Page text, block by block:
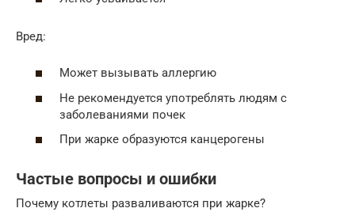
Вред:
Может вызывать аллергию
Не рекомендуется употреблять людям с
заболеваниями почек
При жарке образуются канцерогены
Частые вопросы и ошибки
Почему котлеты разваливаются при жарке?